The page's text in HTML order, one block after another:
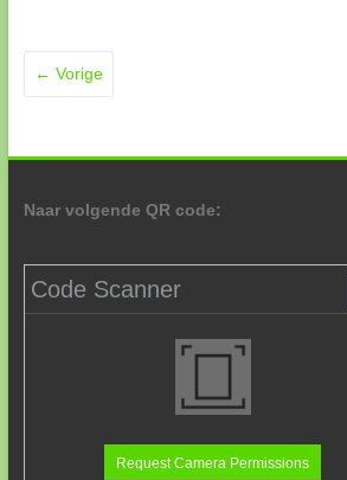
← Vorige
Naar volgende QR code:
Code Scanner
Request Camera Permissions